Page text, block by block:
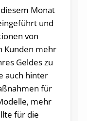
Monat
und
von
Kunden mehr
Geldes zu
auch hinter
für
mehr
für die